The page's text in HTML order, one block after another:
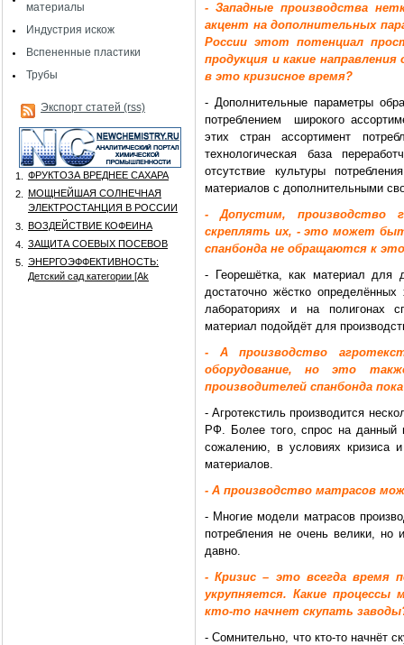
материалы
Индустрия искож
Вспененные пластики
Трубы
Экспорт статей (rss)
1.
ФРУКТОЗА ВРЕДНЕЕ САХАРА
2.
МОЩНЕЙШАЯ СОЛНЕЧНАЯ
ЭЛЕКТРОСТАНЦИЯ В РОССИИ
3.
ВОЗДЕЙСТВИЕ КОФЕИНА
4.
ЗАЩИТА СОЕВЫХ ПОСЕВОВ
5.
ЭНЕРГОЭФФЕКТИВНОСТЬ:
Детский сад категории [Аk
- Западные производства
акцент на дополнительных
России этот потенциал
продукция и какие
в это кризисное время?
- Дополнительные параметры
потреблением широкого
этих стран ассортимент
технологическая база
отсутствие культуры
материалов с дополнительными
- Допустим, производство
скреплять их, - это может
спанбонда не обращаются к
- Георешётка, как материал для
достаточно жёстко
лабораториях и на полигонах
материал подойдёт для
- А производство
оборудование, но это
производителей спанбонда
- Агротекстиль производится
РФ. Более того, спрос на данный
сожалению, в условиях кризиса
материалов.
- А производство матрасов
- Многие модели матрасов
потребления не очень велики, но
давно.
- Кризис – это всегда время
укрупняется. Какие процессы
кто-то начнет скупать
- Сомнительно, что кто-то начнёт